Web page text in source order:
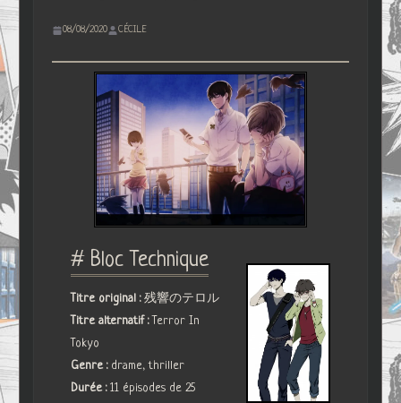
08/08/2020 CÉCILE
# Bloc Technique
Titre original :残響のテロル
Titre alternatif : Terror In
Tokyo
Genre : drame, thriller
Durée :11 épisodes de 25